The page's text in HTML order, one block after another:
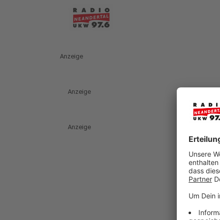
Anzeige
Anzeige
Anzeige